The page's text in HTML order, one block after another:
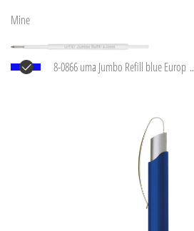
Mine
8-0866 uma Jumbo Refill blue
Schreibleistung: ca. 2.500 m. Deutsche
nach ISO-Norm